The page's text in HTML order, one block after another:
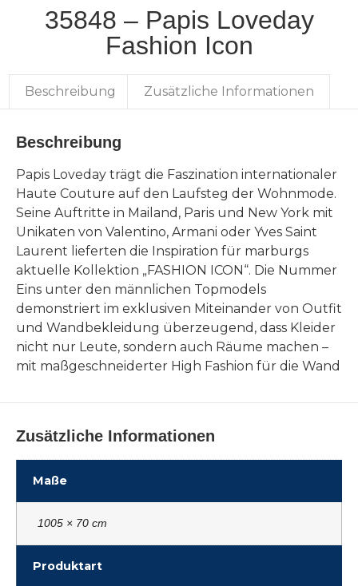
35848 – Papis Loveday
Fashion Icon
Beschreibung Zusätzliche Informationen
Beschreibung
Papis Loveday trägt die Faszination internationaler
Haute Couture auf den Laufsteg der Wohnmode.
Seine Auftritte in Mailand, Paris und New York mit
Unikaten von Valentino, Armani oder Yves Saint
Laurent lieferten die Inspiration für marburgs
aktuelle Kollektion „FASHION ICON“. Die Nummer
Eins unter den männlichen Topmodels
demonstriert im exklusiven Miteinander von Outfit
und Wandbekleidung überzeugend, dass Kleider
nicht nur Leute, sondern auch Räume machen –
mit maßgeschneiderter High Fashion für die Wand
Zusätzliche Informationen
Maße
1005 × 70 cm
Produktart